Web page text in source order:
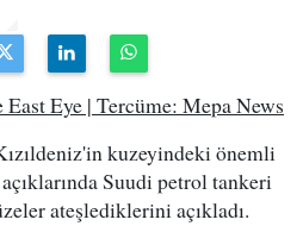
Eye | Tercüme: Mepa News
kuzeyindeki önemli
Suudi petrol tankeri
ateşlediklerini açıkladı.